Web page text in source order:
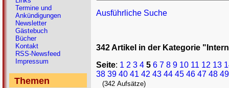
Ausführliche Suche
342 Artikel in der Kategorie
Seite: 1 2 3 4 5 6 7 8 9 10 11 12 13
38 39 40 41 42 43 44 45 46 47 48 49
(342 Aufsätze)
Termine und
Ankündigungen
Newsletter
Gästebuch
Bücher
Kontakt
RSS-Newsfeed
Impressum
Themen